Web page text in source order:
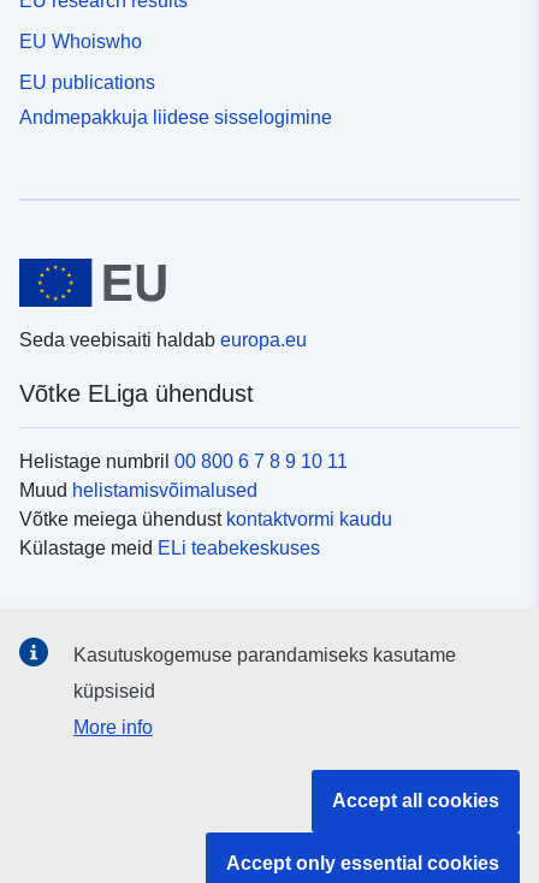
EU Whoiswho
EU publications
Andmepakkuja liidese sisselogimine
Seda veebisaiti haldab europa.eu
Võtke ELiga ühendust
Helistage numbril 00 800 6 7 8 9 10 11
Muud helistamisvõimalused
Võtke meiega ühendust kontaktvormi kaudu
Külastage meid ELi teabekeskuses
Otsige ELi teavet
ELi institutsioonid ja asutused
Kasutuskogemuse parandamiseks kasutame
küpsiseid
More info
Accept all cookies
Accept only essential cookies